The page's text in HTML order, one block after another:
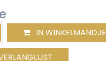
IN WINKELMANDJE